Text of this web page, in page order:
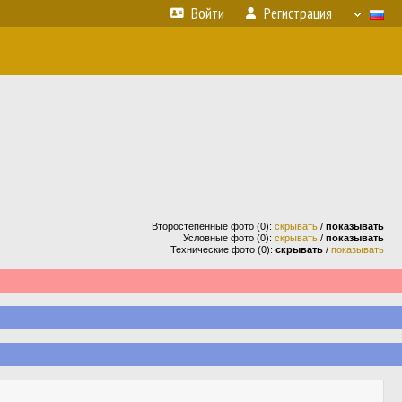
Войти Регистрация
Второстепенные фото (0): скрывать / показывать
Условные фото (0): скрывать / показывать
Технические фото (0): скрывать / показывать